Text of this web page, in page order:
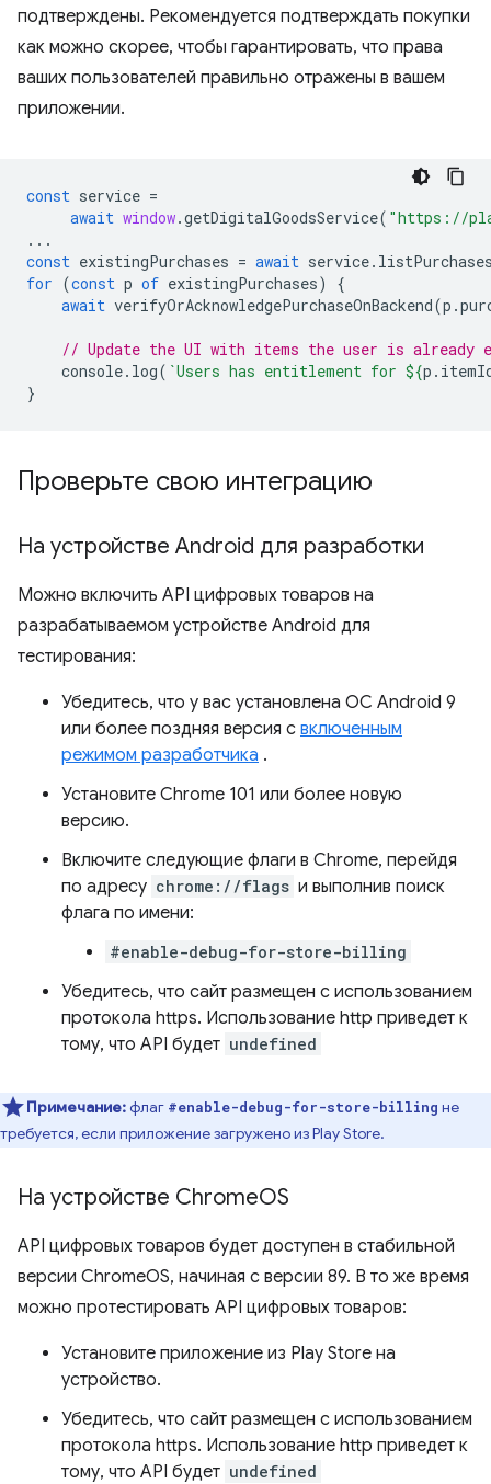
подтверждены. Рекомендуется подтверждать покупки
как можно скорее, чтобы гарантировать, что права
ваших пользователей правильно отражены в вашем
приложении.
const service =
await window.getDigitalGoodsService( "https://
...
const existingPurchases = await service.
for (const p of existingPurchases)
{
await verifyOrAcknowledgePurchaseOnBackend(p .
// Update the UI with items the user is
console. log( `Users has entitlement for ${p .
}
Проверьте свою интеграцию
На устройстве Android для разработки
Можно включить API цифровых товаров на
разрабатываемом устройстве Android для
тестирования:
Убедитесь, что у вас установлена ​​ОС Android 9
или более поздняя версия с включенным
режимом разработчика .
Установите Chrome 101 или более новую
версию.
Включите следующие флаги в Chrome, перейдя
по адресу chrome://flags и выполнив поиск
флага по имени:
#enable-debug-for-store-billing
Убедитесь, что сайт размещен с использованием
протокола https. Использование http приведет к
тому, что API будет undefined
Примечание: флаг #enable-debug-for-store-billing не
требуется, если приложение загружено из Play Store.
На устройстве ChromeOS
API цифровых товаров будет доступен в стабильной
версии ChromeOS, начиная с версии 89. В то же время
можно протестировать API цифровых товаров:
Установите приложение из Play Store на
устройство.
Убедитесь, что сайт размещен с использованием
протокола https. Использование http приведет к
тому, что API будет undefined